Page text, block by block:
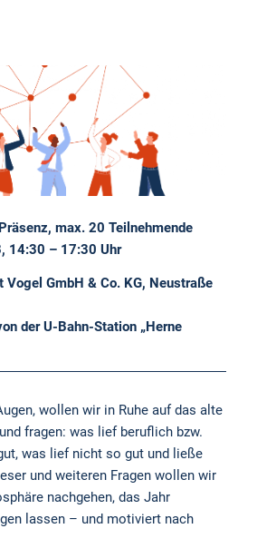
max. 20 Teilnehmende
14:30 – 17:30 Uhr
GmbH & Co. KG, Neustraße
der U-Bahn-Station „Herne
wollen wir in Ruhe auf das alte
fragen: was lief beruflich bzw.
was lief nicht so gut und ließe
und weiteren Fragen wollen wir
nachgehen, das Jahr
lassen – und motiviert nach